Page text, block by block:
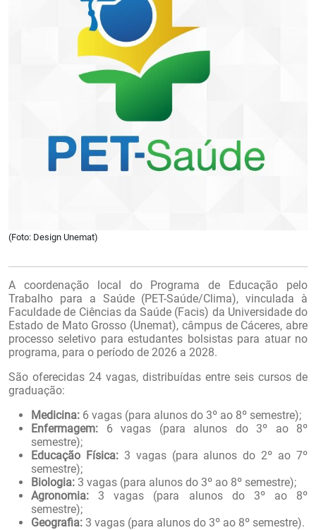
(Foto: Design Unemat)
A coordenação local do Programa de Educação pelo
Trabalho para a Saúde (PET-Saúde/Clima), vinculada à
Faculdade de Ciências da Saúde (Facis) da Universidade do
Estado de Mato Grosso (Unemat), câmpus de Cáceres, abre
processo seletivo para estudantes bolsistas para atuar no
programa, para o período de 2026 a 2028.
São oferecidas 24 vagas, distribuídas entre seis cursos de
graduação:
Medicina: 6 vagas (para alunos do 3º ao 8º semestre);
Enfermagem: 6 vagas (para alunos do 3º ao 8º
semestre);
Educação Física:3 vagas (para alunos do 2º ao 7º
semestre);
Biologia: 3 vagas (para alunos do 3º ao 8º semestre);
Agronomia: 3 vagas (para alunos do 3º ao 8º
semestre);
Geografia: 3 vagas (para alunos do 3º ao 8º semestre).